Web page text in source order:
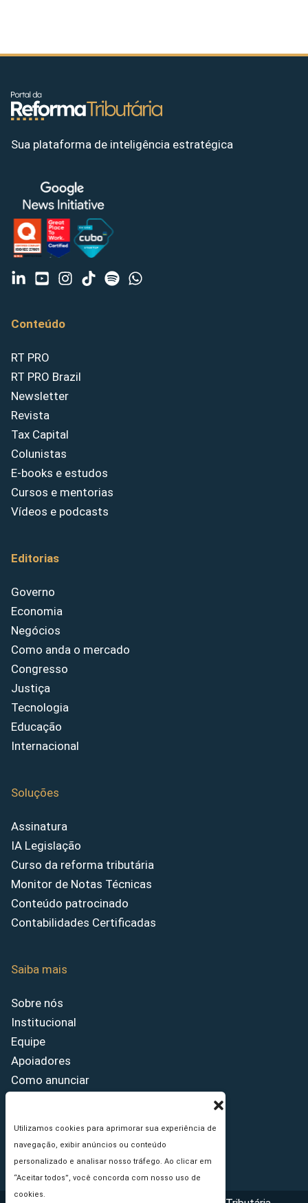
Utilizamos cookies para aprimorar sua experiência de
navegação, exibir anúncios ou conteúdo
personalizado e analisar nosso tráfego. Ao clicar em
“Aceitar todos”, você concorda com nosso uso de
cookies.
Sua plataforma de inteligência estratégica
Conteúdo
RT PRO
RT PRO Brazil
Newsletter
Revista
Tax Capital
Colunistas
E-books e estudos
Cursos e mentorias
Vídeos e podcasts
Editorias
Governo
Economia
Negócios
Como anda o mercado
Congresso
Justiça
Tecnologia
Educação
Internacional
Soluções
Assinatura
IA Legislação
Curso da reforma tributária
Monitor de Notas Técnicas
Conteúdo patrocinado
Contabilidades Certificadas
Saiba mais
Sobre nós
Institucional
Equipe
Apoiadores
Como anunciar
Princípios Editoriais